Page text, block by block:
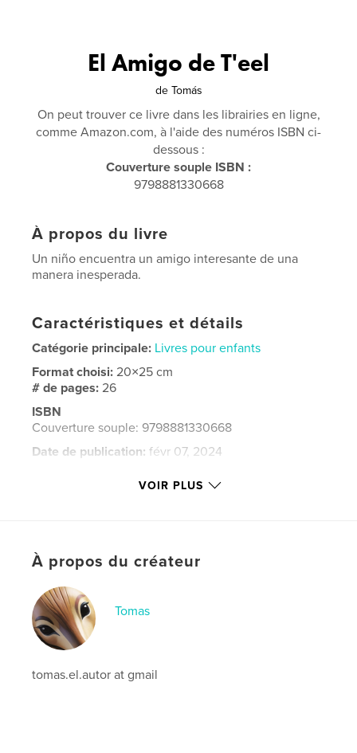
El Amigo de T'eel
de Tomás
On peut trouver ce livre dans les librairies en ligne,
comme Amazon.com, à l'aide des numéros ISBN ci-
dessous :
Couverture souple ISBN :
9798881330668
À propos du livre
Un niño encuentra un amigo interesante de una
manera inesperada.
Caractéristiques et détails
Catégorie principale: Livres pour enfants
Format choisi:20×25 cm
# de pages:26
ISBN
Couverture souple: 9798881330668
Date de publication: févr 07, 2024
VOIR PLUS
À propos du créateur
Tomas
tomas.el.autor at gmail